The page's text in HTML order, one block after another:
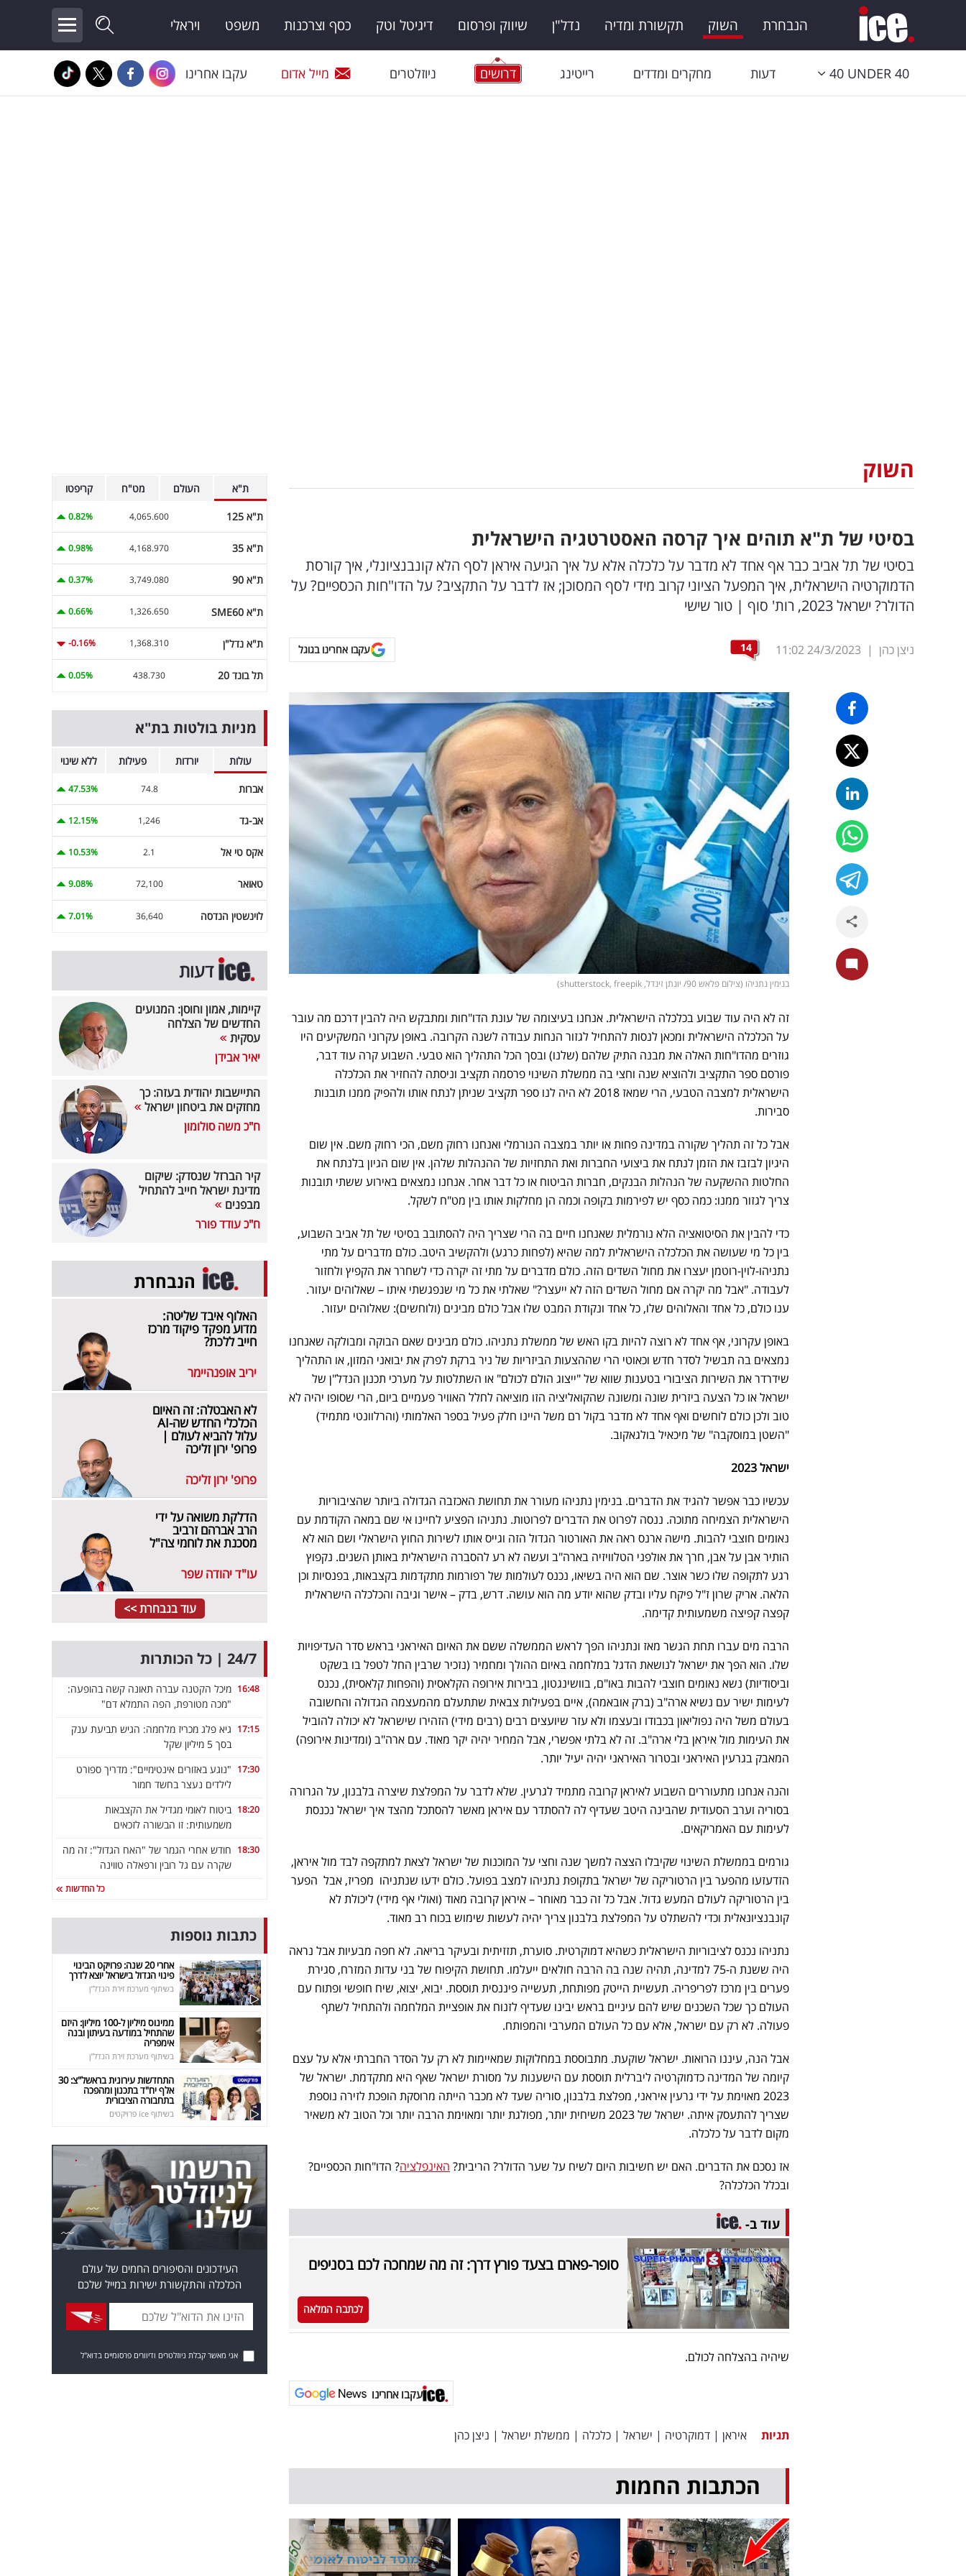
הנבחרת השוק תקשורת ומדיה נדל"ן שיווק ופרסום דיגיטל וטק כסף וצרכנות משפט ויראלי
40 UNDER 40 דעות מחקרים ומדדים רייטינג דרושים ניוזלטרים מייל אדום עקבו אחרינו
השוק
בסיטי של ת"א תוהים איך קרסה האסטרטגיה הישראלית
בסיטי של תל אביב כבר אף אחד לא מדבר על כלכלה אלא על איך הגיעה איראן לסף הלא קונבנציונלי, איך קורסת
הדמוקרטיה הישראלית, איך המפעל הציוני קרוב מידי לסף המסוכן; אז לדבר על התקציב? על הדו"חות הכספיים? על
הדולר? ישראל 2023, רות' סוף | טור שישי
ניצן כהן |
24/3/2023
11:02
14 עקבו אחרינו בגוגל
בנימין נתניהו (צילום פלאש 90/ יונתן זינדל, shutterstock, freepik)
זה לא היה עוד שבוע בכלכלה הישראלית. אנחנו בעיצומה של עונת הדו"חות ומתבקש היה להבין דרכם מה עובר
על הכלכלה הישראלית ומכאן לנסות להתחיל לגזור הנחות עבודה לשנה הקרובה. באופן עקרוני המשקיעים היו
גוזרים מהדו"חות האלה את מבנה התיק שלהם (שלנו) ובסך הכל התהליך הוא טבעי. השבוע קרה עוד דבר,
פורסם ספר התקציב ולהוציא שנה וחצי בה ממשלת השינוי פרסמה תקציב וניסתה להחזיר את הכלכלה
הישראלית למצבה הטבעי, הרי שמאז 2018 לא היה לנו ספר תקציב שניתן לנתח אותו ולהפיק ממנו תובנות
סבירות.
אבל כל זה תהליך שקורה במדינה פחות או יותר במצבה הנורמלי ואנחנו רחוק משם, הכי רחוק משם. אין שום
היגיון לבזבז את הזמן לנתח את ביצועי החברות ואת התחזיות של ההנהלות שלהן. אין שום הגיון בלנתח את
החלטות ההשקעה של הנהלות הבנקים, חברות הביטוח או כל דבר אחר. אנחנו נמצאים באירוע ששתי תובנות
צריך לגזור ממנו: כמה כסף יש לפירמות בקופה וכמה הן מחלקות אותו בין מט"ח לשקל.
כדי להבין את הסיטואציה הלא נורמלית שאנחנו חיים בה הרי שצריך היה להסתובב בסיטי של תל אביב השבוע,
בין כל מי שעושה את הכלכלה הישראלית למה שהיא (לפחות כרגע) ולהקשיב היטב. כולם מדברים על מתי
נתניהו-לוין-רוטמן יעצרו את מחול השדים הזה. כולם מדברים על מתי זה יקרה כדי לשחרר את הקפיץ ולחזור
לעבודה. "אבל מה יקרה אם מחול השדים הזה לא ייעצר?" שאלתי את כל מי שנפגשתי איתו – שאלוהים יעזור.
ענו כולם, כל אחד והאלוהים שלו, כל אחד ונקודת המבט שלו אבל כולם מבינים (ולוחשים): שאלוהים יעזור.
באופן עקרוני, אף אחד לא רוצה להיות בקו האש של ממשלת נתניהו. כולם מבינים שאם הבוקה ומבולקה שאנחנו
נמצאים בה תבשיל לסדר חדש וכאוטי הרי שההצעות הביזריות של ניר ברקת לפרק את יבואני המזון, או התהליך
שידרדר את השירות הציבורי בטענות שווא של "ייצוג הולם לכולם" או השתלטות על מערכי תכנון הנדל"ן של
ישראל או כל הצעה ביזרית שונה ומשונה שהקואליציה הזו מוציאה לחלל האוויר פעמיים ביום, הרי שסופו יהיה לא
טוב ולכן כולם לוחשים ואף אחד לא מדבר בקול רם משל היינו חלק פעיל בספר האלמותי (והרלוונטי מתמיד)
"השטן במוסקבה" של מיכאיל בולגאקוב.
ישראל 2023
עכשיו כבר אפשר להגיד את הדברים. בנימין נתניהו מעורר את תחושת האכזבה הגדולה ביותר שהציבוריות
הישראלית הצמיחה מתוכה. ננסה לפרוט את הדברים לפרוטות. נתניהו הפציע לחיינו אי שם במאה הקודמת עם
נאומים חוצבי להבות. מישה ארנס ראה את האורטור הגדול הזה וגייס אותו לשירות החוץ הישראלי ושם הוא לא
הותיר אבן על אבן, חרך את אולפני הטלוויזיה בארה"ב ועשה לא רע להסברה הישראלית באותן השנים. נקפוץ
רגע לתקופה שלו כשר אוצר. שם הוא היה בשיאו, נכנס לעולמות של רפורמות מתקדמות בקצבאות, בפנסיות וכן
הלאה. אריק שרון ז"ל פיקח עליו ובדק שהוא יודע מה הוא עושה. דרש, בדק – אישר וגיבה והכלכלה הישראלית
קפצה קפיצה משמעותית קדימה.
הרבה מים עברו תחת הגשר מאז ונתניהו הפך לראש הממשלה ששם את האיום האיראני בראש סדר העדיפויות
שלו. הוא הפך את ישראל לנושאת הדגל במלחמה באיום ההולך ומחמיר (נזכיר שרבין החל לטפל בו בשקט
וביסודיות) נשא נאומים חוצבי להבות באו"ם, בוושינגטון, בבירות אירופה הקלאסית (והפחות קלאסית), נכנס
לעימות ישיר עם נשיא ארה"ב (ברק אובאמה), איים בפעילות צבאית שתתעלם מהמעצמה הגדולה והחשובה
בעולם משל היה נפוליאון בכבודו ובעצמו ולא עזר שיועצים רבים (רבים מידי) הזהירו שישראל לא יכולה להוביל
את העימות מול איראן בלי ארה"ב. זה לא בלתי אפשרי, אבל המחיר יהיה יקר מאוד. עם ארה"ב (ומדינות אירופה)
המאבק בגרעין האיראני ובטרור האיראני יהיה יעיל יותר.
והנה אנחנו מתעוררים השבוע לאיראן קרובה מתמיד לגרעין. שלא לדבר על המפלצת שיצרה בלבנון, על הגרורה
בסוריה וערב הסעודית שהבינה היטב שעדיף לה להסתדר עם איראן מאשר להסתכל מהצד איך ישראל נכנסת
לעימות עם האמריקאים.
גורמים בממשלת השינוי שקיבלו הצצה למשך שנה וחצי על המוכנות של ישראל לצאת למתקפה לבד מול איראן,
הזדעזעו מהפער בין הרטוריקה של ישראל בתקופת נתניהו למצב בפועל. כולם ידעו שנתניהו מפריז, אבל הפער
בין הרטוריקה לעולם המעש גדול. אבל כל זה כבר מאוחר – איראן קרובה מאוד (ואולי אף מידי) ליכולת לא
קונבנציונאלית וכדי להשתלט על המפלצת בלבנון צריך יהיה לעשות שימוש בכוח רב מאוד.
נתניהו נכנס לציבוריות הישראלית כשהיא דמוקרטית. סוערת, תזזיתית ובעיקר בריאה. לא חפה מבעיות אבל נראה
היה ששנת ה-75 למדינה, תהיה שנה בה הרבה חולאים ייעלמו. תחושת הקיפוח של בני עדות המזרח, סגירת
פערים בין מרכז לפריפריה. תעשיית הייטק מפותחת, תעשייה פיננסית תוססת. יבוא, יצוא, שיח חופשי ופתוח עם
העולם כך שכל השכנים שיש להם עיניים בראש יבינו שעדיף לזנוח את אופציית המלחמה ולהתחיל לשתף
פעולה. לא רק עם ישראל, אלא עם כל העולם המערבי והמפותח.
אבל הנה, עיננו הרואות. ישראל שוקעת. מתבוססת במחלוקות שמאיימות לא רק על הסדר החברתי אלא על עצם
קיומה של המדינה כדמוקרטיה ליברלית תוססת עם הישענות על מסורת ישראל שאף היא מתקדמת. ישראל של
2023 מאוימת על ידי גרעין איראני, מפלצת בלבנון, סוריה שעד לא מכבר הייתה מרוסקת הופכת לזירה נוספת
שצריך להתעסק איתה. ישראל של 2023 משיחית יותר, מפולגת יותר ומאוימת הרבה יותר וכל הטוב לא משאיר
מקום לדבר על כלכלה.
אז נסכם את הדברים. האם יש חשיבות היום לשיח על שער הדולר? הריבית? האינפלציה? הדו"חות הכספיים?
ובכלל הכלכלה?
עוד ב-
סופר-פארם בצעד פורץ דרך: זה מה שמחכה לכם בסניפים
לכתבה המלאה
שיהיה בהצלחה לכולם.
עקבו אחרינו
תגיות איראן | דמוקרטיה | ישראל | כלכלה | ממשלת ישראל | ניצן כהן
הכתבות החמות
ת"א העולם מט"ח קריפטו
ת"א 125 4,065.600
0.82%
ת"א 35 4,168.970
0.98%
ת"א 90 3,749.080
0.37%
ת"א SME60 1,326.650
0.66%
ת"א נדל"ן 1,368.310
-0.16%
תל בונד 20 438.730
0.05%
מניות בולטות בת"א
עולות יורדות פעילות ללא שינוי
אברות 74.8
47.53%
אב-גד 1,246
12.15%
אקס טי אל 2.1
10.53%
טאואר 72,100
9.08%
לוינשטין הנדסה 36,640
7.01%
דעות
קיימות, אמון וחוסן: המנועים
החדשים של הצלחה
עסקית
יאיר אבידן
התיישבות יהודית בעזה: כך
מחזקים את ביטחון ישראל
ח"כ משה סולומון
קיר הברזל שנסדק: שיקום
מדינת ישראל חייב להתחיל
מבפנים
ח"כ עודד פורר
הנבחרת
האלוף איבד שליטה:
מדוע מפקד פיקוד מרכז
חייב ללכת?
יריב אופנהיימר
לא האבטלה: זה האיום
הכלכלי החדש שה-AI
עלול להביא לעולם |
פרופ' ירון זליכה
פרופ' ירון זליכה
הדלקת משואה על ידי
הרב אברהם זרביב
מסכנת את לוחמי צה"ל
עו"ד יהודה שפר
עוד בנבחרת >>
24/7 | כל הכותרות
16:48 מיכל הקטנה עברה תאונה קשה בהופעה:
"מכה מטורפת, הפה התמלא דם"
17:15 גיא פלג מכריז מלחמה: הגיש תביעת ענק
בסך 5 מיליון שקל
17:30 "נוגע באזורים אינטימיים": מדריך ספורט
לילדים נעצר בחשד חמור
18:20 ביטוח לאומי מגדיל את הקצבאות
משמעותית: זו הבשורה לזכאים
18:30 חודש אחרי הגמר של "האח הגדול": זה מה
שקרה עם גל רובין ורפאלה טווינה
כל החדשות
כתבות נוספות
אחרי 20 שנה: פרויקט הבינוי
פינוי הגדול בישראל יוצא לדרך
בשיתוף מערכת זירת הנדל"ן
ממינוס מיליון ל-100 מיליון: היזם
שהתחיל במודעה בעיתון ובנה
אימפריה
בשיתוף מערכת זירת הנדל"ן
התחדשות עירונית בראשל"צ: 30
אלף יח"ד בתכנון ומהפכה
בתחבורה הציבורית
בשיתוף ice פרויקטים
העידכונים והסיפורים החמים של עולם
הכלכלה והתקשורת ישירות במייל שלכם
אני מאשר קבלת ניוזלטרים ודיוורים פרסומיים בדוא"ל